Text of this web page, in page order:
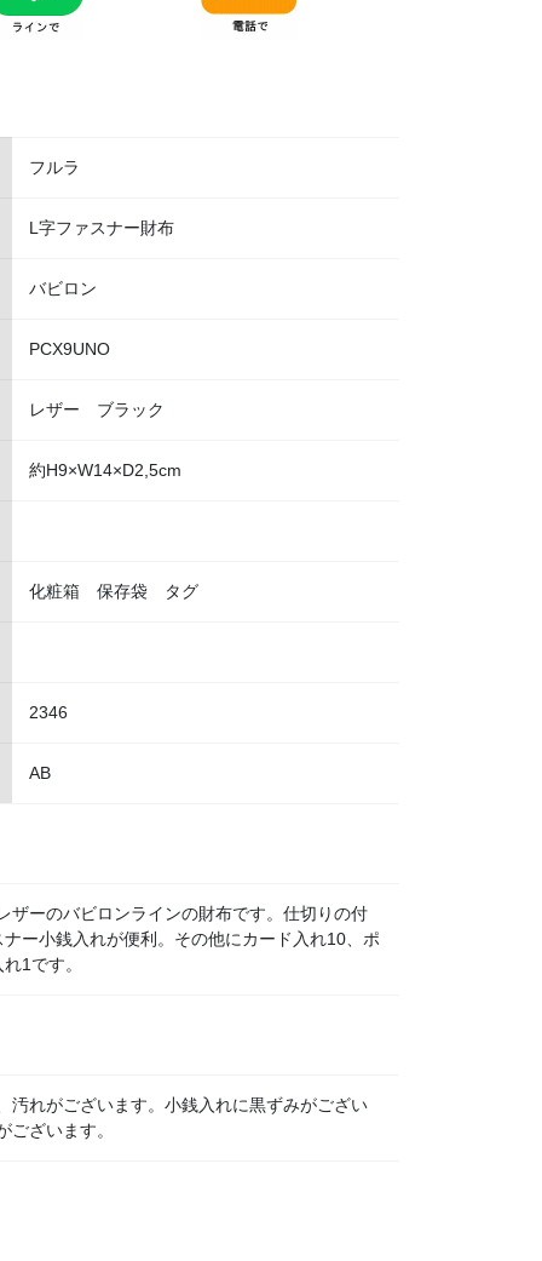
フルラ
L字ファスナー財布
バビロン
PCX9UNO
レザー ブラック
約H9×W14×D2,5cm
化粧箱 保存袋 タグ
2346
AB
ザーのバビロンラインの財布です。仕切りの付
ー小銭入れが便利。その他にカード入れ10、ポ
1です。
汚れがございます。小銭入れに黒ずみがござい
ございます。